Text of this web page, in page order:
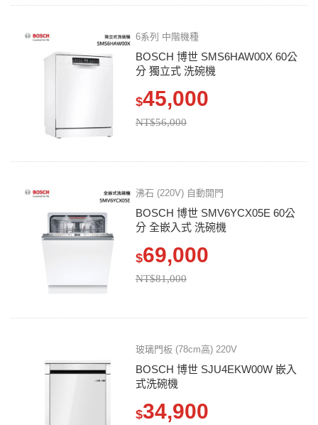
6系列 中階機種
BOSCH 博世 SMS6HAW00X 60公
分 獨立式 洗碗機
$45,000
NT$56,000
沸石 (220V) 自動開門
BOSCH 博世 SMV6YCX05E 60公
分 全嵌入式 洗碗機
$69,000
NT$81,000
玻璃門板 (78cm高) 220V
BOSCH 博世 SJU4EKW00W 嵌入
式洗碗機
$34,900